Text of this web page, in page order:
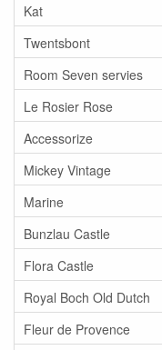
Kat
Twentsbont
Room Seven servies
Le Rosier Rose
Accessorize
Mickey Vintage
Marine
Bunzlau Castle
Flora Castle
Royal Boch Old Dutch
Fleur de Provence